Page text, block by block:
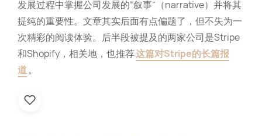
发展过程中掌握公司发展的“叙事”（narrative）并将其
提纯的重要性。文章其实后面有点偏题了，但不失为一
次精彩的阅读体验。后半段被提及的两家公司是Stripe
和Shopify，相关地，也推荐这篇对Stripe的长篇报
道。